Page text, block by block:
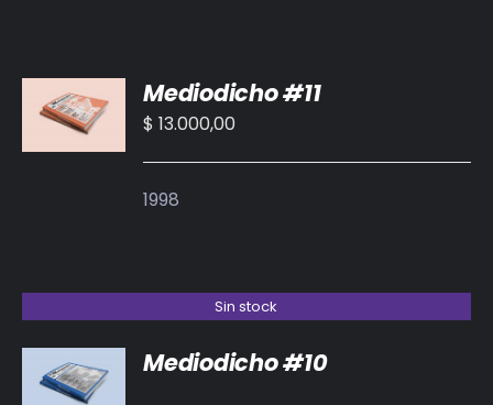
AL
CARRITO
/
Mediodicho #11
$ 13.000,00
1998
Sin stock
DETALLES
Mediodicho #10